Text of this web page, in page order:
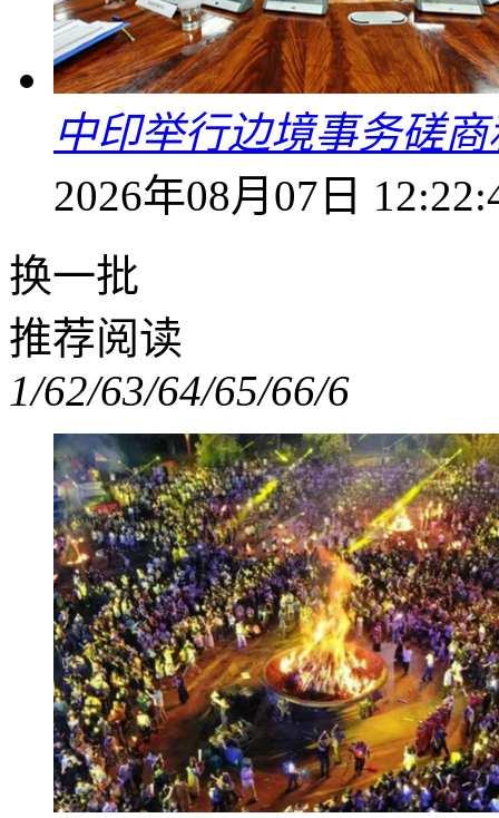
中印举行边境事务磋
2026年08月07日
换一批
推荐阅读
1/62/63/64/65/66/6